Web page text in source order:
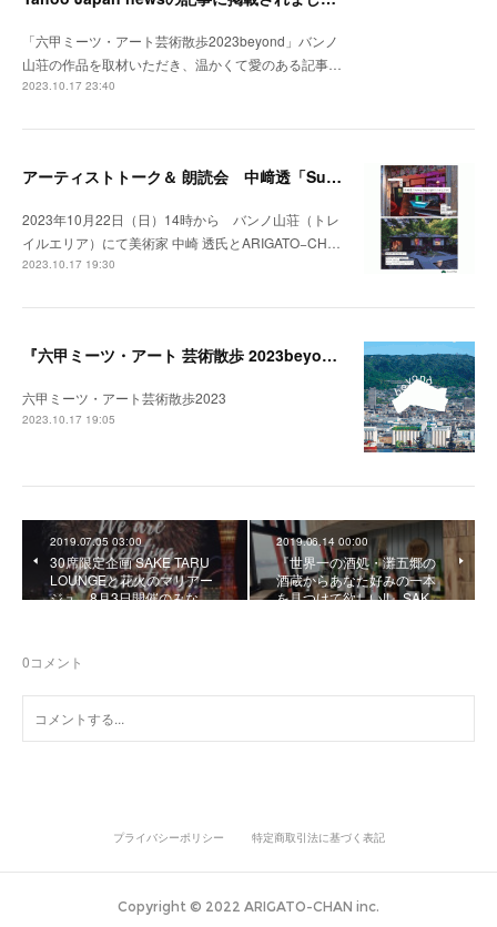
「六甲ミーツ・アート芸術散歩2023beyond」バンノ
山荘の作品を取材いただき、温かくて愛のある記事…
2023.10.17 23:40
アーティストトーク＆ 朗読会 中﨑透「Sunny Day Light /ハルとテル」開催！
2023年10月22日（日）14時から バンノ山荘（トレ
イルエリア）にて美術家 中崎 透氏とARIGATO−CH…
2023.10.17 19:30
『六甲ミーツ・アート 芸術散歩 2023beyond』開催中。
六甲ミーツ・アート芸術散歩2023
2023.10.17 19:05
2019.07.05 03:00
30席限定企画 SAKE TARU
LOUNGEと花火のマリアー
ジュ。8月3日開催のみな…
2019.06.14 00:00
『世界一の酒処・灘五郷の
酒蔵からあなた好みの一本
を見つけて欲しい!!』SAK…
0コメント
プライバシーポリシー 特定商取引法に基づく表記
Copyright © 2022 ARIGATO-CHAN inc.